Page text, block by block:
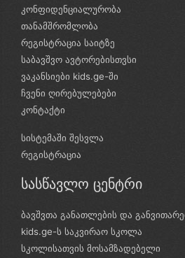
კონფიდენციალურობა
თანამშრომლობა
რეგისტრაცია საიტზე
საბავშვო ავტორებისთვსი
ვაკანსიები kids.ge-ში
ჩვენი ღირებულებები
კონტაქტი
სისტემაში შესვლა
რეგისტრაცია
სასწავლო ცენტრი
ბავშვთა განათლების და
kids.ge-ს საკვირაო სკოლა
სკოლისათვის მოსამზადებელი